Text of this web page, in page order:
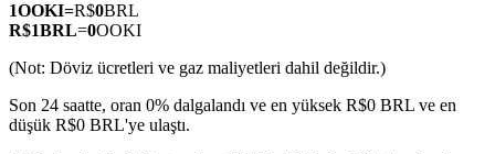
1OOKI=R$0BRL
R$1BRL=0OOKI
(Not: Döviz ücretleri ve gaz maliyetleri dahil değildir.)
Son 24 saatte, oran 0% dalgalandı ve en yüksek R$0 BRL ve en
düşük R$0 BRL'ye ulaştı.